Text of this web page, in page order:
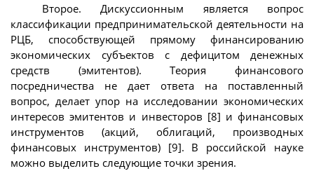
Второе. Дискуссионным является вопрос
классификации предпринимательской деятельности на
РЦБ, способствующей прямому финансированию
экономических субъектов с дефицитом денежных
средств (эмитентов). Теория финансового
посредничества не дает ответа на поставленный
вопрос, делает упор на исследовании экономических
интересов эмитентов и инвесторов [8] и финансовых
инструментов (акций, облигаций, производных
финансовых инструментов) [9]. В российской науке
можно выделить следующие точки зрения.